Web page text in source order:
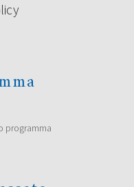
programma